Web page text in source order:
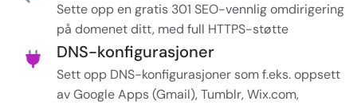
Sette opp en gratis 301 SEO-vennlig omdirigering
på domenet ditt, med full HTTPS-støtte
DNS-konfigurasjoner
Sett opp DNS-konfigurasjoner som f.eks. oppsett
av Google Apps (Gmail), Tumblr, Wix.com,